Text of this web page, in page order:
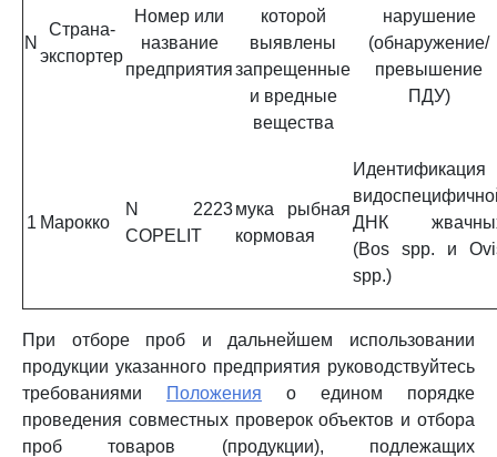
N
Страна-
экспортер
Номер или
название
предприятия
которой
выявлены
запрещенные
и вредные
вещества
нарушение
(обнаружение/
превышение
ПДУ)
1 Марокко
N 2223
COPELIT
мука рыбная
кормовая
Идентификация
ДНК
(Bos spp. и
spp.)
При отборе проб и дальнейшем использовании
продукции указанного предприятия руководствуйтесь
требованиями
Положения о едином порядке
проведения совместных проверок объектов и отбора
проб товаров (продукции), подлежащих